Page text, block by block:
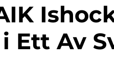
i Ett Av